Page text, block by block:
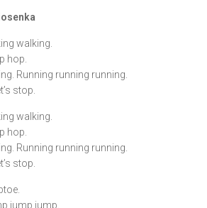
walking.
hop.
Running running running.
stop.
walking.
hop.
Running running running.
stop.
jump jump.